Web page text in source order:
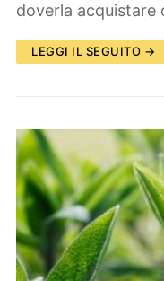
doverla
LEGGI IL SEGUITO →